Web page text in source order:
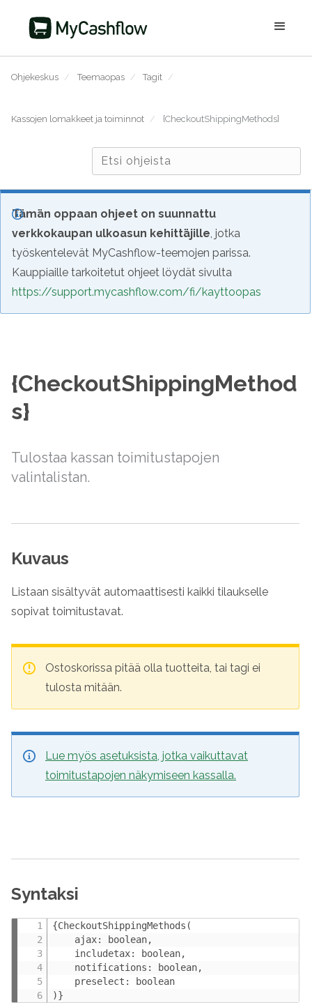
Ohjekeskus / Teemaopas / Tagit /
Kassojen lomakkeet ja toiminnot / {CheckoutShippingMethods}
Tämän oppaan ohjeet on suunnattu
verkkokaupan ulkoasun kehittäjille, jotka
työskentelevät MyCashflow-teemojen parissa.
Kauppiaille tarkoitetut ohjeet löydät sivulta
https://support.mycashflow.com/fi/kayttoopas
{CheckoutShippingMethod
s}
Tulostaa kassan toimitustapojen
valintalistan.
Kuvaus
Listaan sisältyvät automaattisesti kaikki tilaukselle
sopivat toimitustavat.
Ostoskorissa pitää olla tuotteita, tai tagi ei
tulosta mitään.
Lue myös asetuksista, jotka vaikuttavat
toimitustapojen näkymiseen kassalla.
Syntaksi
{CheckoutShippingMethods(
    ajax: boolean,
    includetax: boolean,
    notifications: boolean,
    preselect: boolean
)}